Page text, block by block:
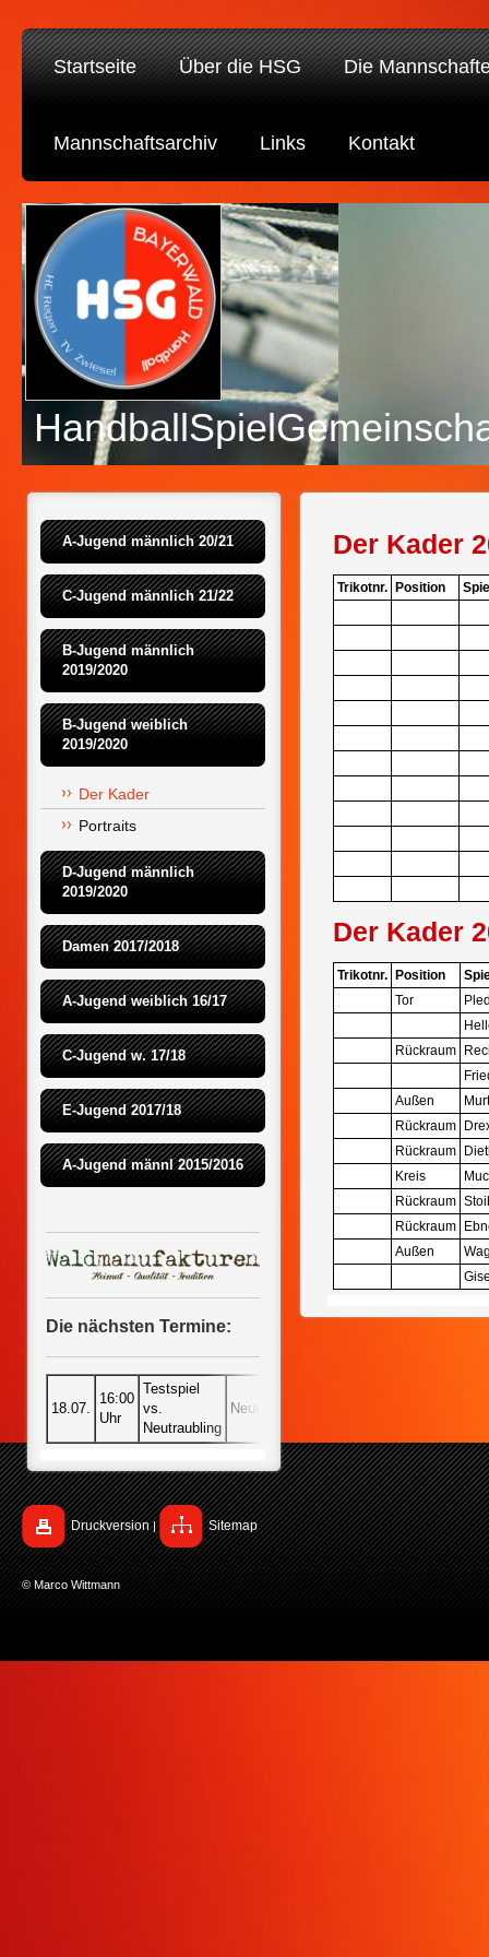
Startseite Über die HSG Die
Mannschaftsarchiv Links Kontakt
A-Jugend männlich 20/21
C-Jugend männlich 21/22
B-Jugend männlich
2019/2020
B-Jugend weiblich
2019/2020
Der Kader
Portraits
D-Jugend männlich
2019/2020
Damen 2017/2018
A-Jugend weiblich 16/17
C-Jugend w. 17/18
E-Jugend 2017/18
A-Jugend männl 2015/2016
Die nächsten Termine:
18.07.
16:00
Uhr
Testspiel
vs.
Neutraubling
Neutraubling
Der Kader
Trikotnr. Position
Der Kader
Trikotnr. Position
Tor
Rückraum
Außen
Rückraum
Rückraum
Kreis
Rückraum
Rückraum
Außen
Druckversion | Sitemap
© Marco Wittmann